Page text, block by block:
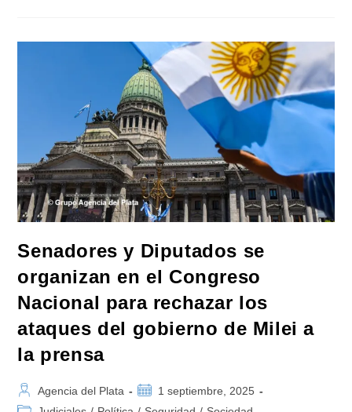
Repudiaron
Detención
Del
Exministro
De
Planificación
Federal
De
La
Nación
Y
Convocaron
A
La
Unidad
Del
Nacional
Senadores y Diputados se
organizan en el Congreso
Nacional para rechazar los
ataques del gobierno de Milei a
la prensa
Autor
de
Agencia del Plata
Publicación
de
1 septiembre, 2025